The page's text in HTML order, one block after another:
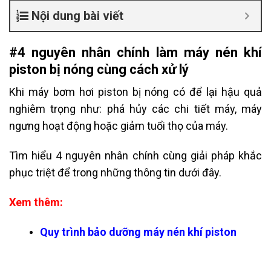
Nội dung bài viết
#4 nguyên nhân chính làm máy nén khí
piston bị nóng cùng cách xử lý
Khi máy bơm hơi piston bị nóng có để lại hậu quả
nghiêm trọng như: phá hủy các chi tiết máy, máy
ngưng hoạt động hoặc giảm tuổi thọ của máy.
Tìm hiểu 4 nguyên nhân chính cùng giải pháp khắc
phục triệt để trong những thông tin dưới đây.
Xem thêm:
Quy trình bảo dưỡng máy nén khí piston